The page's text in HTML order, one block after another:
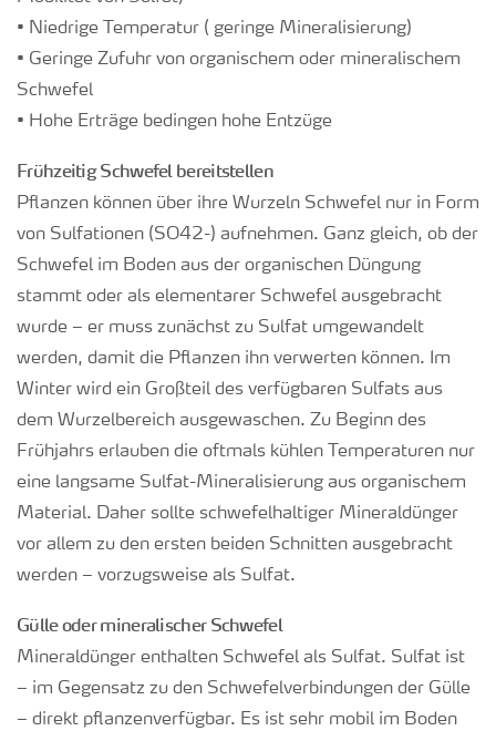
• Niedrige Temperatur ( geringe Mineralisierung)
• Geringe Zufuhr von organischem oder mineralischem
Schwefel
• Hohe Erträge bedingen hohe Entzüge
Frühzeitig Schwefel bereitstellen
Pflanzen können über ihre Wurzeln Schwefel nur in Form
von Sulfationen (SO42-) aufnehmen. Ganz gleich, ob der
Schwefel im Boden aus der organischen Düngung
stammt oder als elementarer Schwefel ausgebracht
wurde – er muss zunächst zu Sulfat umgewandelt
werden, damit die Pflanzen ihn verwerten können. Im
Winter wird ein Großteil des verfügbaren Sulfats aus
dem Wurzelbereich ausgewaschen. Zu Beginn des
Frühjahrs erlauben die oftmals kühlen Temperaturen nur
eine langsame Sulfat-Mineralisierung aus organischem
Material. Daher sollte schwefelhaltiger Mineraldünger
vor allem zu den ersten beiden Schnitten ausgebracht
werden – vorzugsweise als Sulfat.
Gülle oder mineralischer Schwefel
Mineraldünger enthalten Schwefel als Sulfat. Sulfat ist
– im Gegensatz zu den Schwefelverbindungen der Gülle
– direkt pflanzenverfügbar. Es ist sehr mobil im Boden